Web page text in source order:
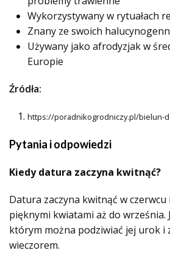
Wykorzystywany w rytuałach
Znany ze swoich
Używany jako afrodyzjak w
Europie
Źródła:
https://poradnikogrodniczy.pl/bielun-
Pytania i odpowiedzi
Kiedy datura zaczyna kwitnąć?
Datura zaczyna kwitnąć w czerwcu
pięknymi kwiatami aż do września.
którym można podziwiać jej urok i
wieczorem.